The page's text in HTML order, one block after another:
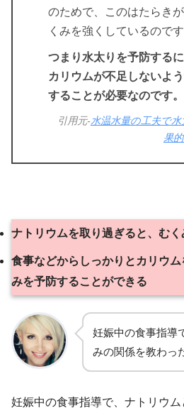
のためで、このはたらき
くみを強くしているのです
つまり水太りを予防する
カリウムが不足しないよ
することが必要なのです。
引用元-水温水量の工夫で
果
ナトリウムを取り過ぎると、む
食事などからしっかりとカリウム
みを予防することができる
妊娠中の食事指導
みの関係を教わっ
妊娠中の食事指導で、ナトリウ